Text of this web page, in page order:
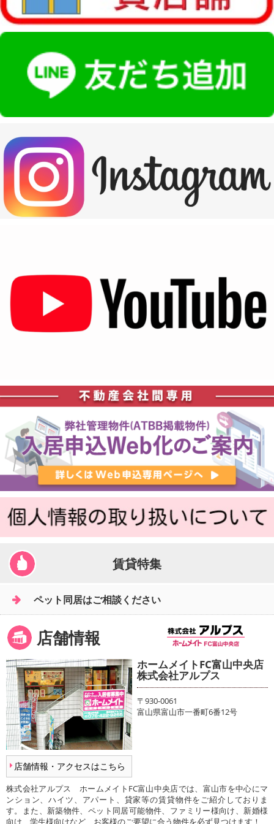
賃貸特集
ペット同居はご相談ください
店舗情報
店舗情報・アクセスはこちら
ホームメイトFC富山中央店
株式会社アルプス
〒930-0061
富山県富山市一番町6番12号
株式会社アルプス ホームメイトFC富山中央店では、富山市を中心にマ
ンション、ハイツ、アパート、貸家等の賃貸物件をご紹介しておりま
す。また、新築物件、ペット同居可能物件、ファミリー様向け、新婚様
向け、学生様向けなど、お客様のご要望に合う物件を必ず見つけます！